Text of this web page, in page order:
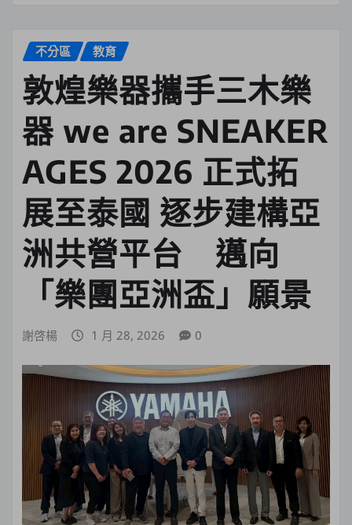
不分區 教育
敦煌樂器攜手三木樂
器 we are SNEAKER
AGES 2026 正式拓
展至泰國 逐步建構亞
洲共營平台 邁向
「樂團亞洲盃」願景
謝啓楊 1 月 28, 2026 0